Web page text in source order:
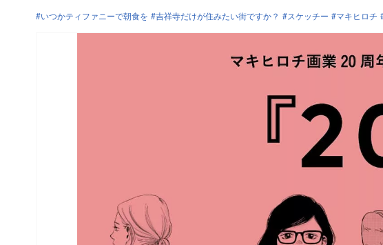
いつかティファニーで朝食を
吉祥寺だけが住みたい街ですか？ スケッチー マキヒロチ